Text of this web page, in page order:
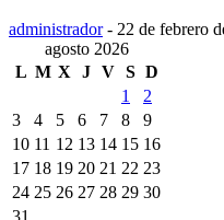
administrador - 22 de febrero
agosto 2026
L M X J V S D
1
2
3
4 5 6 7 8
9
10 11 12 13 14 15 16
17 18 19 20 21 22 23
24 25 26 27 28 29 30